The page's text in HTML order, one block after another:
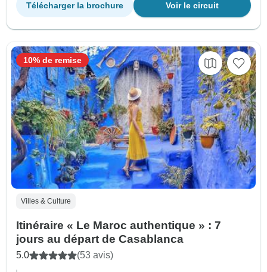
Voir le circuit
Télécharger la brochure
Villes & Culture
Itinéraire « Le Maroc authentique » : 7
jours au départ de Casablanca
5.0 (53 avis)
10% de remise